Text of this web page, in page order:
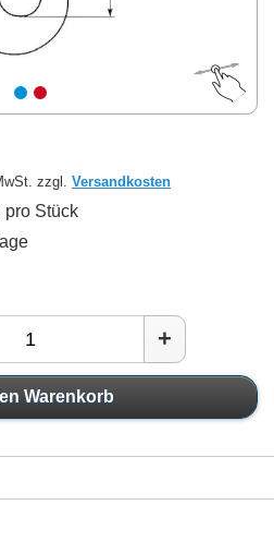
zzgl. Versandkosten
pro Stück
+
Warenkorb